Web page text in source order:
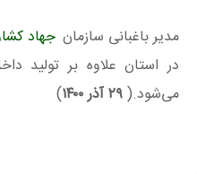
مدیر باغبانی سازمان جهاد
در استان علاوه بر تولید
می‌شود.(۲۹ آذر ۱۴۰۰ )